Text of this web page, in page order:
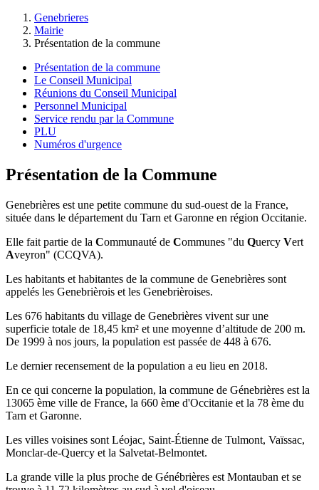
Genebrieres
Mairie
Présentation de la commune
Présentation de la commune
Le Conseil Municipal
Réunions du Conseil Municipal
Personnel Municipal
Service rendu par la Commune
PLU
Numéros d'urgence
Présentation de la Commune
Genebrières est une petite commune du sud-ouest de la France,
située dans le département du Tarn et Garonne en région Occitanie.
Elle fait partie de la Communauté de Communes "du Quercy Vert
Aveyron" (CCQVA).
Les habitants et habitantes de la commune de Genebrières sont
appelés les Genebrièrois et les Genebrièroises.
Les 676 habitants du village de Genebrières vivent sur une
superficie totale de 18,45 km² et une moyenne d’altitude de 200 m.
De 1999 à nos jours, la population est passée de 448 à 676.
Le dernier recensement de la population a eu lieu en 2018.
En ce qui concerne la population, la commune de Génebrières est la
13065 ème ville de France, la 660 ème d'Occitanie et la 78 ème du
Tarn et Garonne.
Les villes voisines sont Léojac, Saint-Étienne de Tulmont, Vaïssac,
Monclar-de-Quercy et la Salvetat-Belmontet.
La grande ville la plus proche de Génébrières est Montauban et se